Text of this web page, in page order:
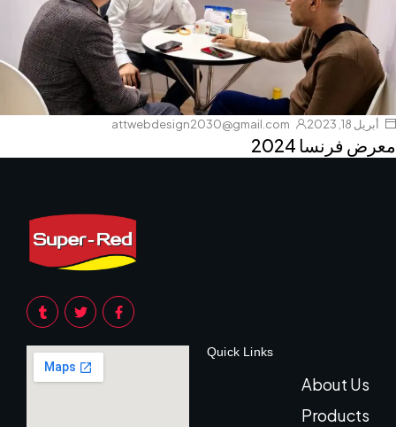
أبريل 18, 2023 attwebdesign2030@gmail.com
معرض فرنسا 2024
Quick Links
About Us
Products